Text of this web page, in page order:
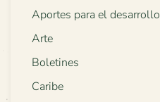
Aportes para el desarrollo
Arte
Boletines
Caribe